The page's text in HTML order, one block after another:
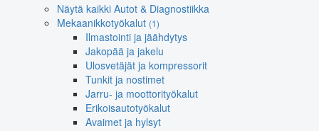
Näytä kaikki Autot & Diagnostiikka
Mekaanikkotyökalut (1)
Ilmastointi ja jäähdytys
Jakopää ja jakelu
Ulosvetäjät ja kompressorit
Tunkit ja nostimet
Jarru- ja moottorityökalut
Erikoisautotyökalut
Avaimet ja hylsyt